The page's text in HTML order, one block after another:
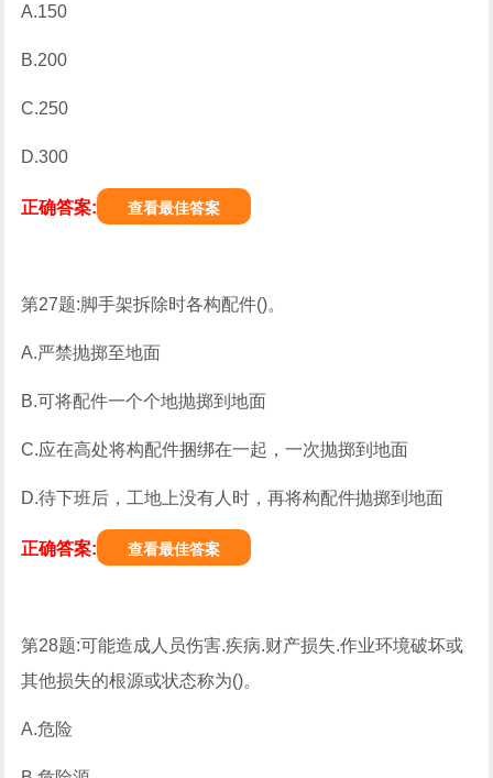
A.150
B.200
C.250
D.300
正确答案: 查看最佳答案
第27题:脚手架拆除时各构配件()。
A.严禁抛掷至地面
B.可将配件一个个地抛掷到地面
C.应在高处将构配件捆绑在一起，一次抛掷到地面
D.待下班后，工地上没有人时，再将构配件抛掷到地面
正确答案: 查看最佳答案
第28题:可能造成人员伤害.疾病.财产损失.作业环境破坏或
其他损失的根源或状态称为()。
A.危险